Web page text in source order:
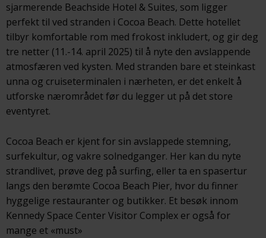
sjarmerende Beachside Hotel & Suites, som ligger
perfekt til ved stranden i Cocoa Beach. Dette hotellet
tilbyr komfortable rom med frokost inkludert, og gir deg
tre netter (11.-14. april 2025) til å nyte den avslappende
atmosfæren ved kysten. Med stranden bare et steinkast
unna og cruiseterminalen i nærheten, er det enkelt å
utforske nærområdet før du legger ut på det store
eventyret.
Cocoa Beach er kjent for sin avslappede stemning,
surfekultur, og vakre solnedganger. Her kan du nyte
strandlivet, prøve deg på surfing, eller ta en spasertur
langs den berømte Cocoa Beach Pier, hvor du finner
hyggelige restauranter og butikker. Et besøk innom
Kennedy Space Center Visitor Complex er også for
mange et «must»